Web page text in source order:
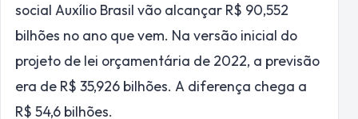
social Auxílio Brasil vão alcançar R$ 90,552
bilhões no ano que vem. Na versão inicial do
projeto de lei orçamentária de 2022, a previsão
era de R$ 35,926 bilhões. A diferença chega a
R$ 54,6 bilhões.